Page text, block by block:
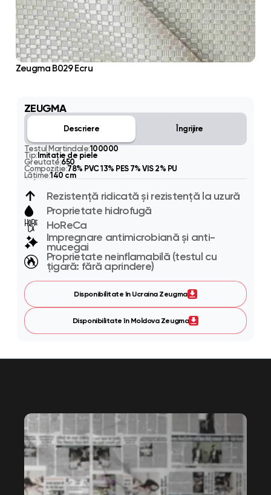
Zeugma B029 Ecru
ZEUGMA
Descriere Îngrijire
Testul Martindale:100000
Tip:Imitaţie de piele
Greutate:650
Compoziție:78% PVC 13% PES 7% VIS 2% PU
Lățime:140 cm
Rezistență ridicată și rezistență la uzură
Proprietate hidrofugă
HoReCa
Impregnare antimicrobiană și anti-
mucegai
Proprietate neinflamabilă (testul cu
țigară: fără aprindere)
Disponibilitate în Ucraina Zeugma
Disponibilitate în Moldova Zeugma